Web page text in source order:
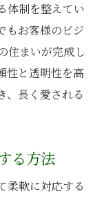
体制を整えてい
もお客様のビジ
住まいが完成し
性と透明性を高
、長く愛される
る方法
柔軟に対応する